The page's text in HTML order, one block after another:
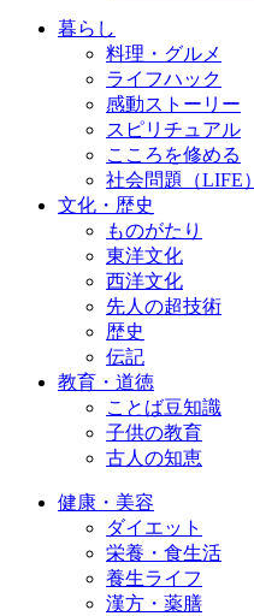
暮らし
料理・グルメ
ライフハック
感動ストーリー
スピリチュアル
こころを修める
社会問題（LIFE）
文化・歴史
ものがたり
東洋文化
西洋文化
先人の超技術
歴史
伝記
教育・道徳
ことば豆知識
子供の教育
古人の知恵
健康・美容
ダイエット
栄養・食生活
養生ライフ
漢方・薬膳